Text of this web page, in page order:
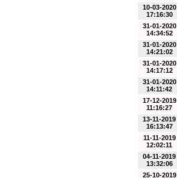
10-03-2020
17:16:30
31-01-2020
14:34:52
31-01-2020
14:21:02
31-01-2020
14:17:12
31-01-2020
14:11:42
17-12-2019
11:16:27
13-11-2019
16:13:47
11-11-2019
12:02:11
04-11-2019
13:32:06
25-10-2019